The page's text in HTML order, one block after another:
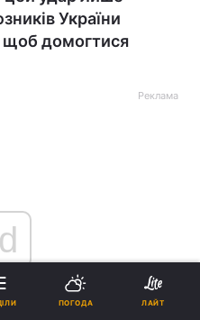
України
домогтися
Реклама
ПОГОДА ЛАЙТ